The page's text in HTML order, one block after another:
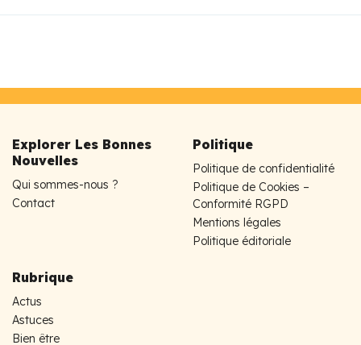
Explorer Les Bonnes
Nouvelles
Qui sommes-nous ?
Contact
Politique
Politique de confidentialité
Politique de Cookies –
Conformité RGPD
Mentions légales
Politique éditoriale
Rubrique
Actus
Astuces
Bien être